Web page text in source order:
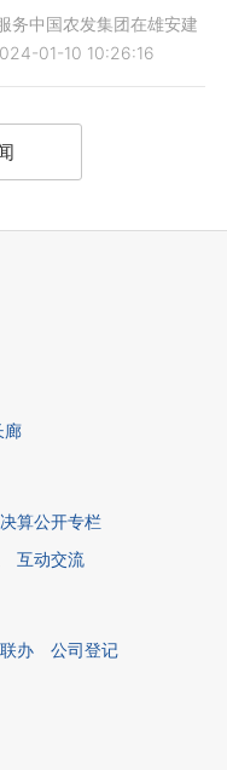
务中国农发集团在雄安建
01-10 10:26:16
廊
算公开专栏
互动交流
办
公司登记